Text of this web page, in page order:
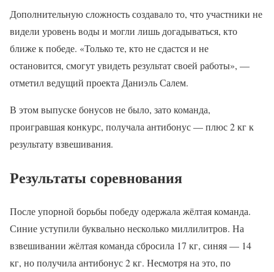
Дополнительную сложность создавало то, что участники не
видели уровень воды и могли лишь догадываться, кто
ближе к победе. «Только те, кто не сдастся и не
остановится, смогут увидеть результат своей работы», —
отметил ведущий проекта Даниэль Салем.
В этом выпуске бонусов не было, зато команда,
проигравшая конкурс, получала антибонус — плюс 2 кг к
результату взвешивания.
Результаты соревнования
После упорной борьбы победу одержала жёлтая команда.
Синие уступили буквально несколько миллилитров. На
взвешивании жёлтая команда сбросила 17 кг, синяя — 14
кг, но получила антибонус 2 кг. Несмотря на это, по